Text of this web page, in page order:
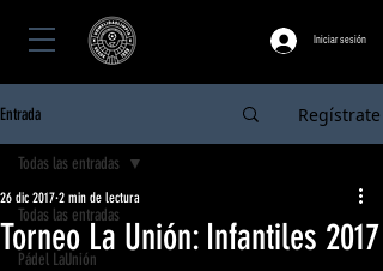
Iniciar sesión
Entrada Regístrate
Todas las entradas
Pádel LaUnión
Todas las entradas
Torneo La Unión: Infantiles 2017
26 dic 2017 2 min de lectura